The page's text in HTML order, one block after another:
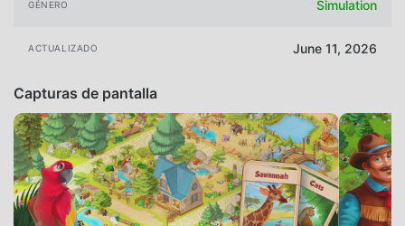
GÉNERO Simulation
ACTUALIZADO June 11, 2026
Capturas de pantalla